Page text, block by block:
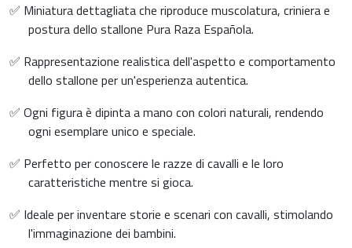
✅ Miniatura dettagliata che riproduce muscolatura, criniera e
postura dello stallone Pura Raza Española.
✅ Rappresentazione realistica dell'aspetto e comportamento
dello stallone per un'esperienza autentica.
✅ Ogni figura è dipinta a mano con colori naturali, rendendo
ogni esemplare unico e speciale.
✅ Perfetto per conoscere le razze di cavalli e le loro
caratteristiche mentre si gioca.
✅ Ideale per inventare storie e scenari con cavalli, stimolando
l'immaginazione dei bambini.